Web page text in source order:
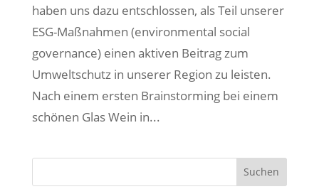
haben uns dazu entschlossen, als Teil unserer
ESG-Maßnahmen (environmental social
governance) einen aktiven Beitrag zum
Umweltschutz in unserer Region zu leisten.
Nach einem ersten Brainstorming bei einem
schönen Glas Wein in...
Suchen